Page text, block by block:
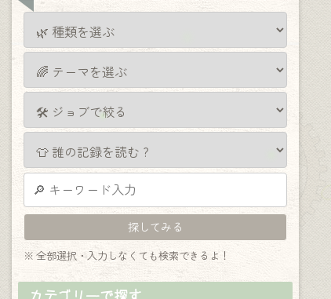
※ 全部選択・入力しなくても検索できるよ！